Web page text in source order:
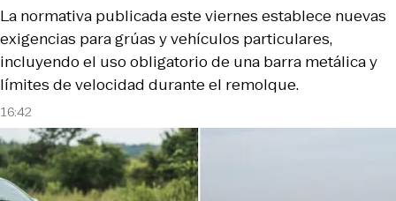
16:42
La normativa publicada este viernes establece nuevas
exigencias para grúas y vehículos particulares,
incluyendo el uso obligatorio de una barra metálica y
límites de velocidad durante el remolque.